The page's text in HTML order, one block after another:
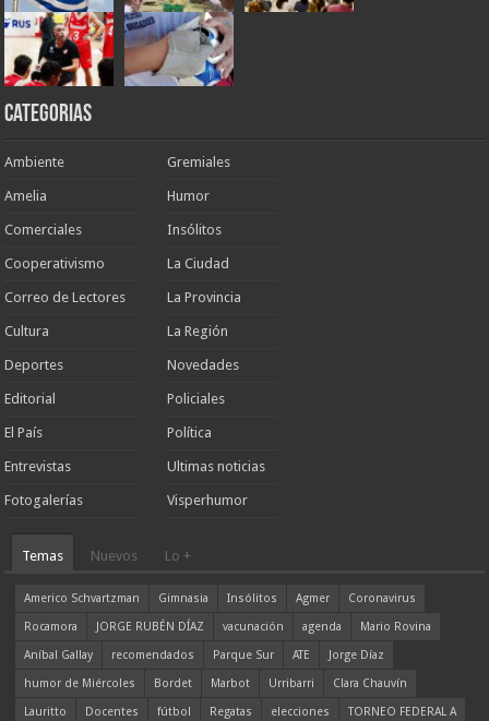
Categorias
Ambiente
Amelia
Comerciales
Cooperativismo
Correo de Lectores
Cultura
Deportes
Editorial
El País
Entrevistas
Fotogalerías
Gremiales
Humor
Insólitos
La Ciudad
La Provincia
La Región
Novedades
Policiales
Política
Ultimas noticias
Visperhumor
Temas Nuevos Lo +
Americo Schvartzman Gimnasia Insólitos Agmer
Coronavirus
Rocamora
JORGE RUBÉN DÍAZ vacunación agenda
Mario Rovina
Aníbal Gallay
recomendados Parque Sur ATE
Jorge Díaz
humor de Miércoles
Bordet Marbot Urribarri
Clara Chauvín
Lauritto
Docentes fútbol Regatas elecciones
TORNEO FEDERAL A